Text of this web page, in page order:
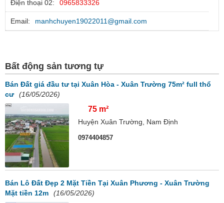
Điện thoại 02: 0965833326
Email: manhchuyen19022011@gmail.com
Bất động sản tương tự
Bán Đất giá đầu tư tại Xuân Hòa - Xuân Trường 75m² full thổ
cư
(16/05/2026)
75 m²
Huyện Xuân Trường, Nam Định
0974404857
Bán Lô Đất Đẹp 2 Mặt Tiền Tại Xuân Phương - Xuân Trường
Mặt tiền 12m
(16/05/2026)